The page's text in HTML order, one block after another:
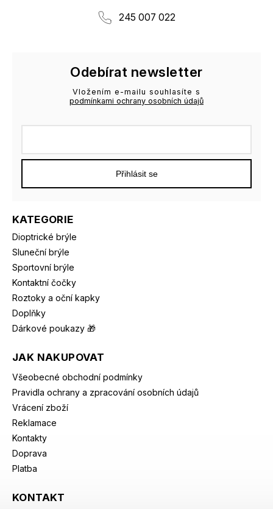
245 007 022
KATEGORIE
Dioptrické brýle
Sluneční brýle
Sportovní brýle
Kontaktní čočky
Roztoky a oční kapky
Doplňky
Dárkové poukazy 🎁
JAK NAKUPOVAT
Všeobecné obchodní podmínky
Pravidla ochrany a zpracování osobních údajů
Vrácení zboží
Reklamace
Kontakty
Doprava
Platba
KONTAKT
Odebírat newsletter
Vložením e-mailu souhlasíte s
podmínkami ochrany osobních údajů
Přihlásit se